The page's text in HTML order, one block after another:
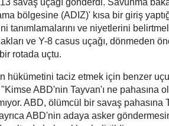
savaş uçağı gönderdi. Savunma
bölgesine (ADIZ)' kısa bir giriş
tanımlamalarını ve niyetlerini
ve Y-8 casus uçağı, dönmeden
rotada uçtu.
hükümetini taciz etmek için benzer
ABD'nin Tayvan'ı ne pahasına
ABD, ölümcül bir savaş pahasına
ABD'nin adaya asker